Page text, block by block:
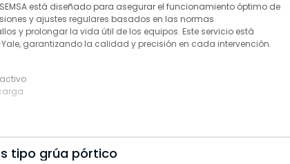
está diseñado para asegurar el funcionamiento óptimo de
y ajustes regulares basados en las normas
y prolongar la vida útil de los equipos. Este servicio está
garantizando la calidad y precisión en cada intervención.
tipo grúa pórtico